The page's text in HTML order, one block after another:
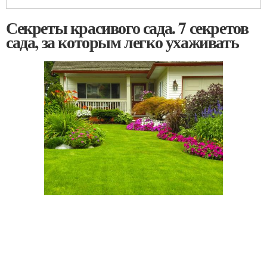
Секреты красивого сада. 7 секретов
сада, за которым легко ухаживать